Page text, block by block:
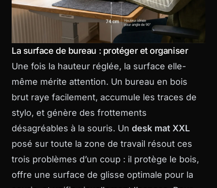
La surface de bureau : protéger et organiser
Une fois la hauteur réglée, la surface elle-
même mérite attention. Un bureau en bois
brut raye facilement, accumule les traces de
stylo, et génère des frottements
désagréables à la souris. Un desk mat XXL
posé sur toute la zone de travail résout ces
trois problèmes d’un coup : il protège le bois,
offre une surface de glisse optimale pour la